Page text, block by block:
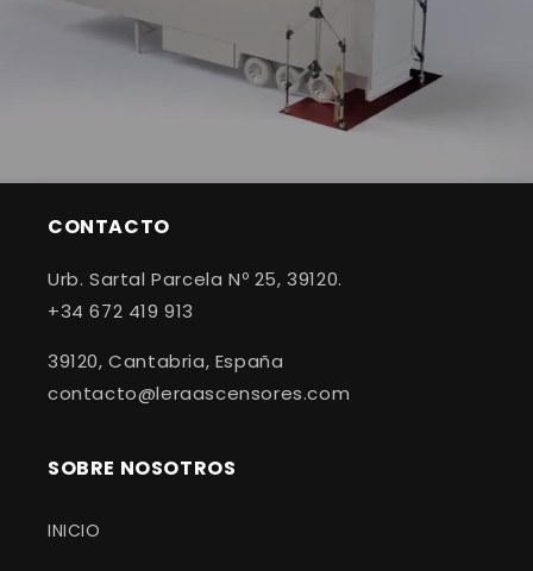
CONTACTO
Urb. Sartal Parcela Nº 25, 39120.
+34 672 419 913
39120, Cantabria, España
contacto@leraascensores.com
SOBRE NOSOTROS
INICIO